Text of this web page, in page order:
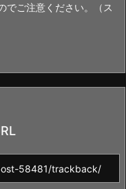
でご注意ください。（ス